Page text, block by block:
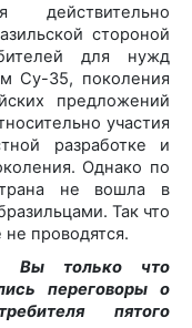
действительно
стороной
для нужд
Су-35, поколения
предложений
участия
разработке и
Однако по
не вошла в
Так что
проводятся.
Вы только что
переговоры о
пятого